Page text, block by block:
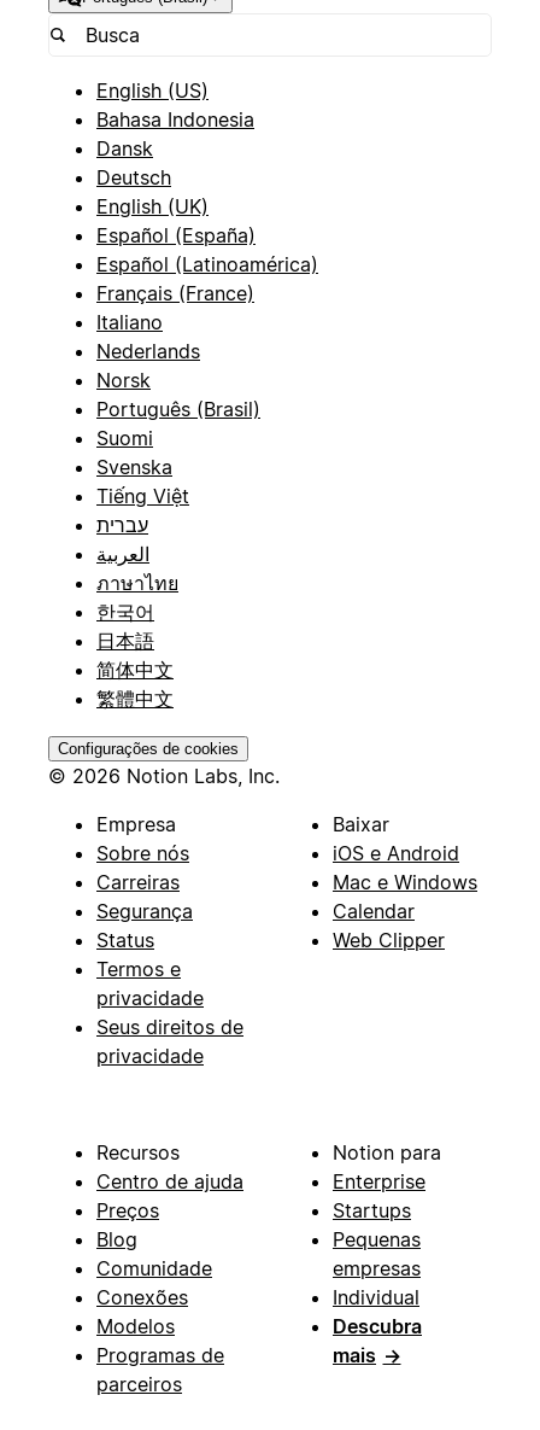
English (US)
Bahasa Indonesia
Dansk
Deutsch
English (UK)
Español (España)
Español (Latinoamérica)
Français (France)
Italiano
Nederlands
Norsk
Português (Brasil)
Suomi
Svenska
Tiếng Việt
עברית
العربية
ภาษาไทย
한국어
日本語
简体中文
繁體中文
Configurações de cookies
© 2026 Notion Labs, Inc.
Empresa
Sobre nós
Carreiras
Segurança
Status
Termos e
privacidade
Seus direitos de
privacidade
Baixar
iOS e Android
Mac e Windows
Calendar
Web Clipper
Recursos
Centro de ajuda
Preços
Blog
Comunidade
Conexões
Modelos
Programas de
parceiros
Notion para
Enterprise
Startups
Pequenas
empresas
Individual
Descubra
mais →